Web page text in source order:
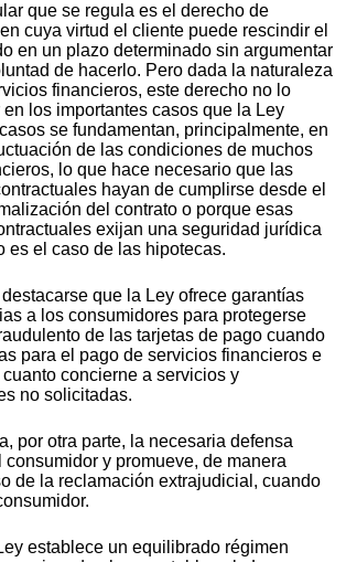
que se regula es el derecho de
cuya virtud el cliente puede rescindir el
en un plazo determinado sin argumentar
de hacerlo. Pero dada la naturaleza
financieros, este derecho no lo
los importantes casos que la Ley
se fundamentan, principalmente, en
de las condiciones de muchos
lo que hace necesario que las
hayan de cumplirse desde el
del contrato o porque esas
exijan una seguridad jurídica
es el caso de las hipotecas.
que la Ley ofrece garantías
a los consumidores para protegerse
de las tarjetas de pago cuando
para el pago de servicios financieros e
concierne a servicios y
no solicitadas.
por otra parte, la necesaria defensa
y promueve, de manera
de la reclamación extrajudicial, cuando
establece un equilibrado régimen